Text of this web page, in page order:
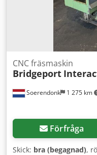
Soerendonk 1 275 km
CNC fräsmaskin
Bridgeport
Förfråga
Skick: bra (begagnad),